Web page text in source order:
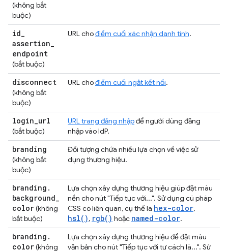
(không bắt
buộc)
id_
assertion_
endpoint
(bắt buộc)
URL chođiểm cuối xác nhận danh tính.
disconnect
(không bắt
buộc)
URL chođiểm cuối ngắt kết nối.
login_url
(bắt buộc)
URL trang đăng nhậpđể người dùng đăng
nhập vào IdP.
branding
(không bắt
buộc)
Đối tượng chứa nhiều lựa chọn về việc sử
dụng thương hiệu.
branding .
background_
color(không
bắt buộc)
Lựa chọn xây dựng thương hiệu giúp đặt màu
nền cho nút "Tiếp tục với...". Sử dụng cú pháp
CSS có liên quan, cụ thể là hex-color,
hsl(), rgb() hoặc named-color.
branding .
color(không
Lựa chọn xây dựng thương hiệu để đặt màu
văn bản cho nút "Tiếp tục với tư cách là...". Sử